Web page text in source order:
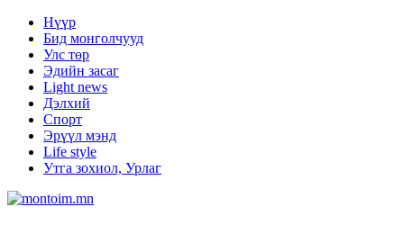
Нүүр
Бид монголчууд
Улс төр
Эдийн засаг
Light news
Дэлхий
Спорт
Эрүүл мэнд
Life style
Утга зохиол, Урлаг